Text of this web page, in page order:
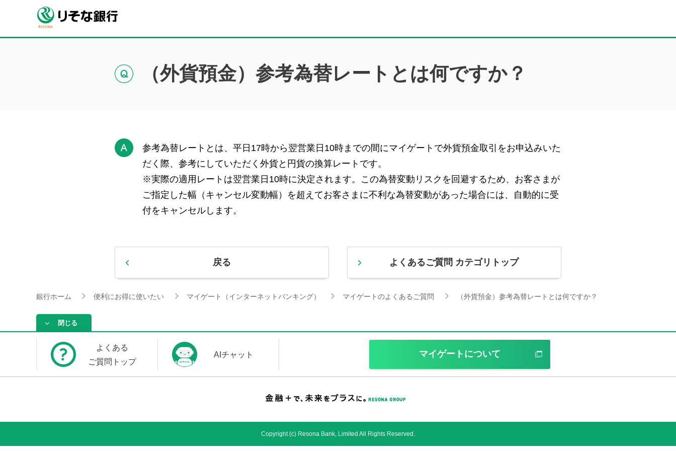
（外貨預金）参考為替レートとは何ですか？
参考為替レートとは、平日17時から翌営業日10時までの間にマイゲートで外貨預金取引をお申込みいた
だく際、参考にしていただく外貨と円貨の換算レートです。
※実際の適用レートは翌営業日10時に決定されます。この為替変動リスクを回避するため、お客さまが
ご指定した幅（キャンセル変動幅）を超えてお客さまに不利な為替変動があった場合には、自動的に受
付をキャンセルします。
戻る よくあるご質問 カテゴリトップ
銀行ホーム 便利にお得に使いたい マイゲート（インターネットバンキング） マイゲートのよくあるご質問 （外貨預金）参考為替レートとは何ですか？
閉じる
よくある
ご質問トップ
AIチャット マイゲートについて
Copyright (c) Resona Bank, Limited All Rights Reserved.